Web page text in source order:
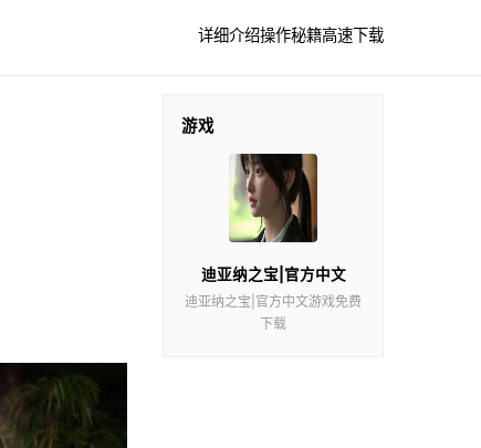
详细介绍操作秘籍高速下载
游戏
迪亚纳之宝|官方中文
迪亚纳之宝|官方中文游戏免费
下载